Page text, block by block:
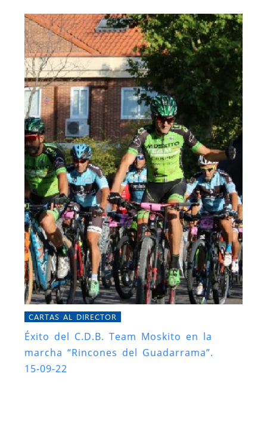
CARTAS AL DIRECTOR
Éxito del C.D.B. Team Moskito en la
marcha “Rincones del Guadarrama”.
15-09-22